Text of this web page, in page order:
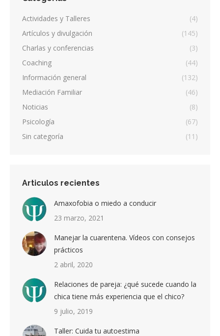
Actividades y Talleres
(4)
Artículos y divulgación
(145)
Charlas y conferencias
(3)
Coaching
(44)
Información general
(132)
Mediación Familiar
(46)
Noticias
(8)
Psicología
(67)
Sin categoría
(11)
Articulos recientes
Amaxofobia o miedo a conducir
23 marzo, 2021
Manejar la cuarentena. Vídeos con consejos
prácticos
2 abril, 2020
Relaciones de pareja: ¿qué sucede cuando la
chica tiene más experiencia que el chico?
9 julio, 2019
Taller: Cuida tu autoestima